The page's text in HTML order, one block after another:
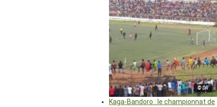
© DR
Kaga-Bandoro : le championnat de